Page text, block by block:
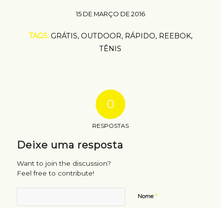
15 DE MARÇO DE 2016
TAGS: GRÁTIS, OUTDOOR, RÁPIDO, REEBOK,
TÊNIS
0
RESPOSTAS
Deixe uma resposta
Want to join the discussion?
Feel free to contribute!
Nome*